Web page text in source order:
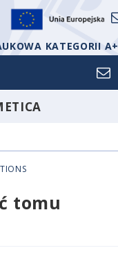
KATEGORII A+
tomu